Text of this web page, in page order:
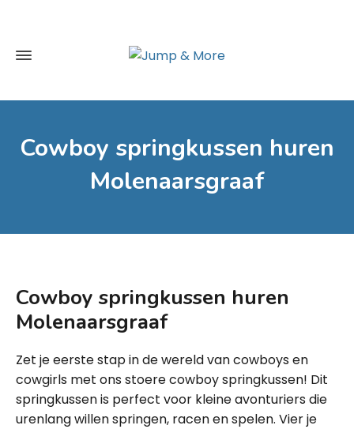
Cowboy springkussen huren
Molenaarsgraaf
Cowboy springkussen huren
Molenaarsgraaf
Zet je eerste stap in de wereld van cowboys en
cowgirls met ons stoere cowboy springkussen! Dit
springkussen is perfect voor kleine avonturiers die
urenlang willen springen, racen en spelen. Vier je